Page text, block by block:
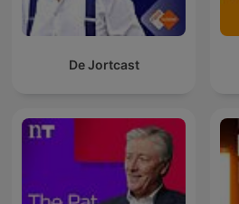
De Jortcast